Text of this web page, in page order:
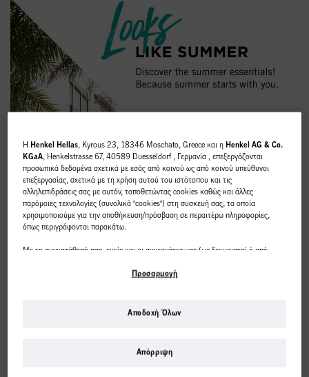
H Henkel Hellas, Kyrous 23, 18346 Moschato, Greece και η Henkel AG & Co.
KGaA, Henkelstrasse 67, 40589 Duesseldorf , Γερμανία , επεξεργάζονται
προσωπικά δεδομένα σχετικά με εσάς από κοινού ως από κοινού υπεύθυνοι
επεξεργασίας, σχετικά με τη χρήση αυτού του ιστότοπου και τις
αλληλεπιδράσεις σας με αυτόν, τοποθετώντας cookies καθώς και άλλες
παρόμοιες τεχνολογίες (συνολικά "cookies") στη συσκευή σας, τα οποία
χρησιμοποιούμε για την αποθήκευση/πρόσβαση σε περαιτέρω πληροφορίες,
όπως περιγράφονται παρακάτω.
Με τη συγκατάθεσή σας, εμείς και οι συνεργάτες μας (ως ξεχωριστοί ή από
δεδομένων που παραπέμπει στο υποσέλιδο, ενότητα "Cookies, Pixel,
βελτιστοποίηση της απόδοσης αυτού του ιστότοπου, για να σας παρέχουμε
εταιρείας στην οποία εργάζεστε) και σε αυτή τη βάση θα παρακολουθούμε τις
Προσαρμογή
Απόρριψη
Αποδοχή Όλων